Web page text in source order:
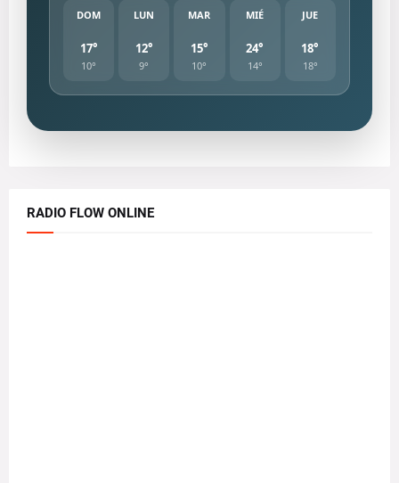
DOM
17°
10°
LUN
12°
9°
MAR
15°
10°
MIÉ
24°
14°
JUE
18°
18°
RADIO FLOW ONLINE